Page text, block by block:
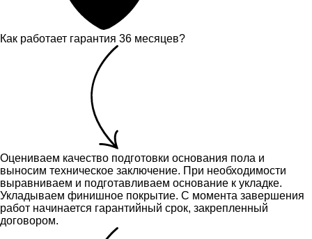
Как работает гарантия 36 месяцев?
Оцениваем качество подготовки основания пола и
выносим техническое заключение. При необходимости
выравниваем и подготавливаем основание к укладке.
Укладываем финишное покрытие. С момента завершения
работ начинается гарантийный срок, закрепленный
договором.